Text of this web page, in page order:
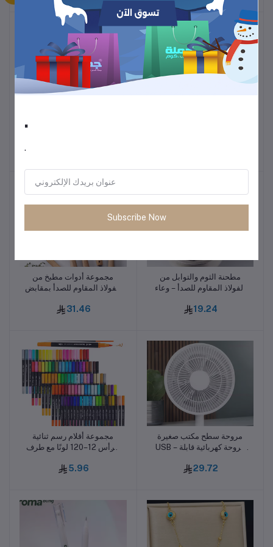
والطهي اليومي
أضف للسلة
مجموعة أدوات مطبخ من
الفولاذ المقاوم للصدأ بمقابض
خافق بيض، سكاكين جبن
31.46
أضف للسلة
مطحنة الثوم والتوابل من
الفولاذ المقاوم للصدأ – وعاء
لأدوات المطبخ
19.24
أضف للسلة
مجموعة أقلام رسم ثنائية
الرأس 12–120 لونًا مع طرف
0.4 مم
5.96
أضف للسلة
مروحة سطح مكتب صغيرة
USB – مروحة كهربائية قابلة
بمروحة الحمل الحراري
29.72
.
.
Subscribe Now